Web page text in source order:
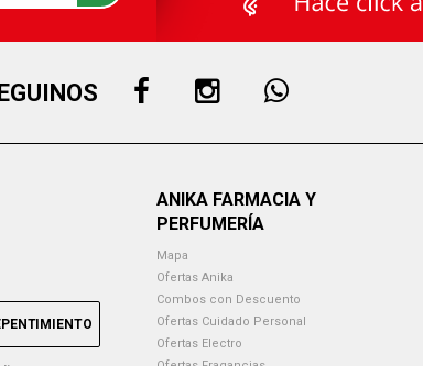
ANIKA FARMACIA Y
PERFUMERÍA
Mapa
Ofertas Anika
Combos con Descuento
Ofertas Cuidado Personal
Ofertas Electro